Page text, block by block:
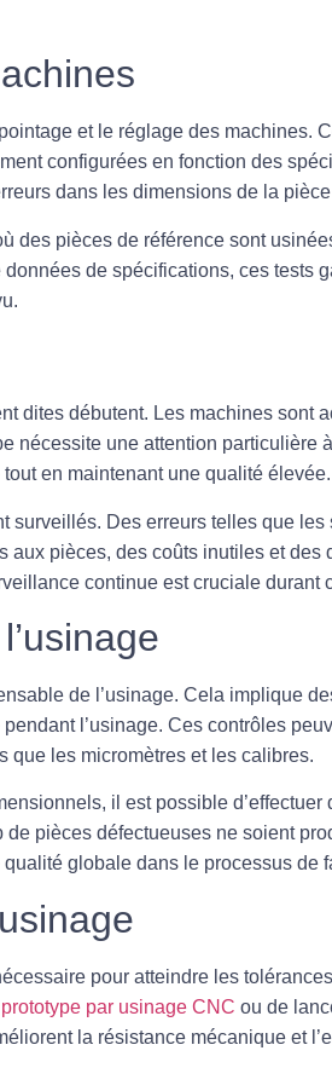
et le réglage des machines.
configurées en fonction des
dans les dimensions de la
des pièces de référence sont
de spécifications, ces tests
dites débutent. Les machines sont
nécessite une attention particulière
en maintenant une qualité élevée.
surveillés. Des erreurs telles que les
aux pièces, des coûts inutiles et des
continue est cruciale durant
de l’usinage. Cela implique
l’usinage. Ces contrôles
que les micromètres et les calibres.
il est possible d’effectuer
pièces défectueuses ne soient
globale dans le processus de
pour atteindre les
prototype par usinage CNC ou de
la résistance mécanique et